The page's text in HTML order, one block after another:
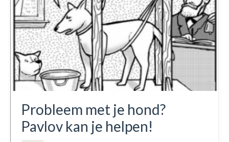
Probleem met je hond?
Pavlov kan je helpen!